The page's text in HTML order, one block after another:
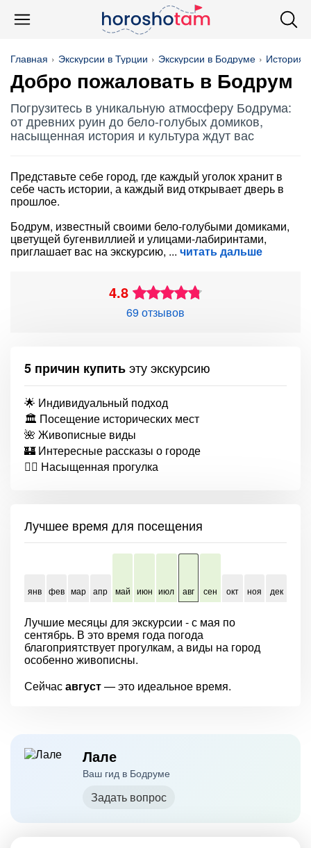
Главная Экскурсии в Турции Экскурсии в Бодруме История
Добро пожаловать в Бодрум
Погрузитесь в уникальную атмосферу Бодрума:
от древних руин до бело-голубых домиков,
насыщенная история и культура ждут вас
Представьте себе город, где каждый уголок хранит в
себе часть истории, а каждый вид открывает дверь в
прошлое.
Бодрум, известный своими бело-голубыми домиками,
цветущей бугенвиллией и улицами-лабиринтами,
приглашает вас на экскурсию, читать дальше
4.8
69 отзывов
5 причин купитьэту экскурсию
🌟 Индивидуальный подход
🏛 Посещение исторических мест
🌺 Живописные виды
🏰 Интересные рассказы о городе
🚶‍♂️ Насыщенная прогулка
Лучшее время для посещения
янв фев мар апр май июн июл авг сен окт ноя дек
Лучшие месяцы для экскурсии - с мая по
сентябрь. В это время года погода
благоприятствует прогулкам, а виды на город
особенно живописны.
Сейчасавгуст— это идеальное время.
Лале
Ваш гид в Бодруме
Задать вопрос